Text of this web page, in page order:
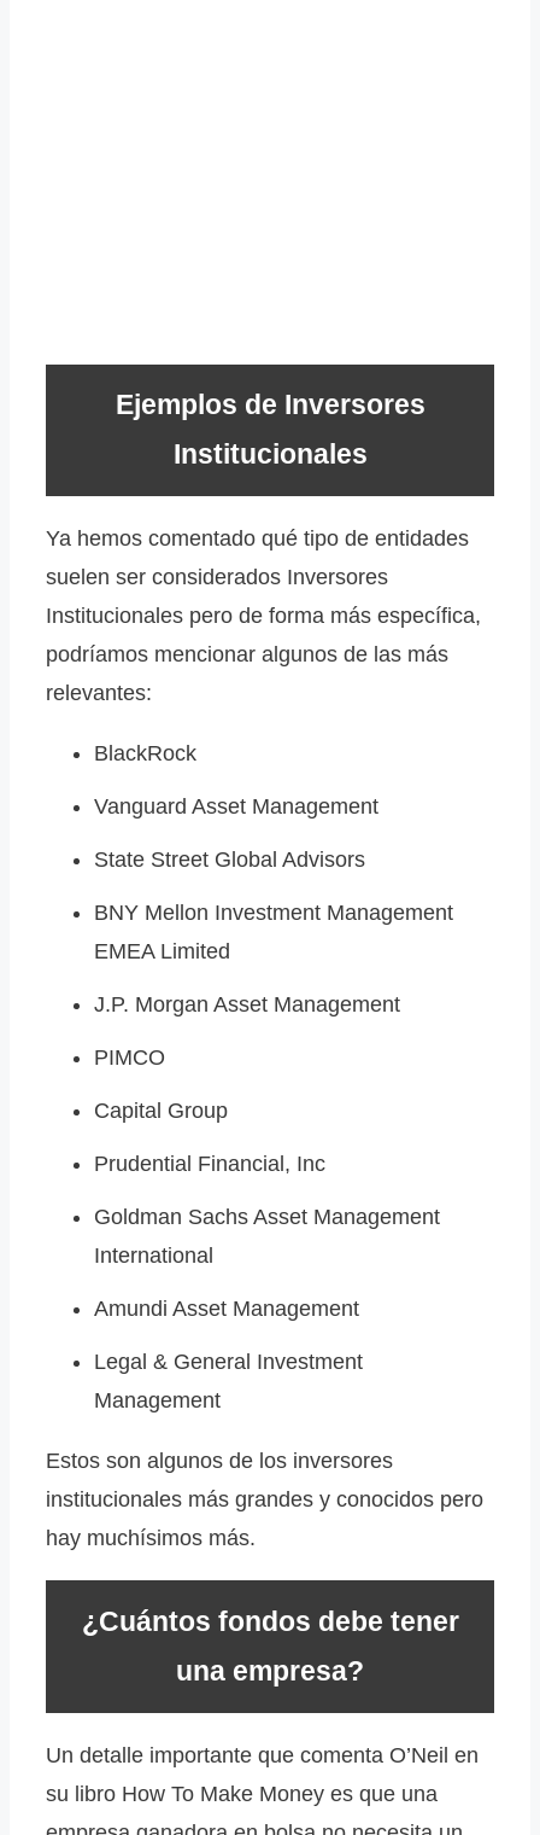
Ejemplos de Inversores
Institucionales
Ya hemos comentado qué tipo de entidades
suelen ser considerados Inversores
Institucionales pero de forma más específica,
podríamos mencionar algunos de las más
relevantes:
BlackRock
Vanguard Asset Management
State Street Global Advisors
BNY Mellon Investment Management
EMEA Limited
J.P. Morgan Asset Management
PIMCO
Capital Group
Prudential Financial, Inc
Goldman Sachs Asset Management
International
Amundi Asset Management
Legal & General Investment
Management
Estos son algunos de los inversores
institucionales más grandes y conocidos pero
hay muchísimos más.
¿Cuántos fondos debe tener
una empresa?
Un detalle importante que comenta O’Neil en
su libro How To Make Money es que una